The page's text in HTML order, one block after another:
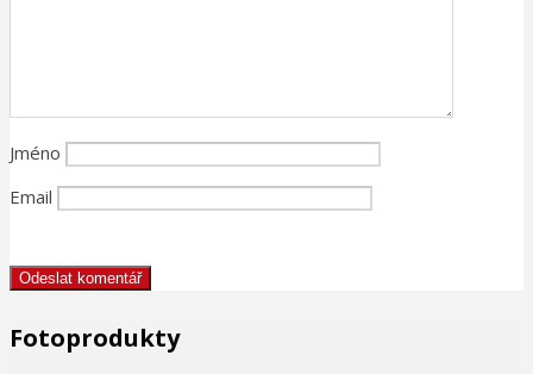
Jméno
Email
Fotoprodukty